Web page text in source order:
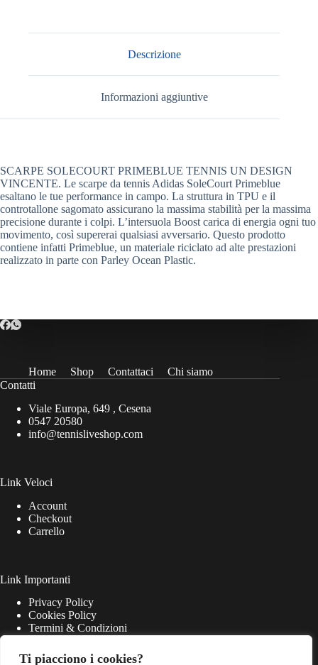
Ti piacciono i cookies?
Descrizione
Informazioni aggiuntive
SCARPE SOLECOURT PRIMEBLUE TENNIS UN DESIGN
VINCENTE. Le scarpe da tennis Adidas SoleCourt Primeblue
esaltano le tue performance in campo. La struttura in TPU e il
controtallone sagomato assicurano la massima stabilità per la massima
precisione durante i colpi. L’intersuola Boost carica di energia ogni tuo
movimento, così supererai qualsiasi avversario. Questo prodotto
contiene infatti Primeblue, un materiale riciclato ad alte prestazioni
realizzato in parte con Parley Ocean Plastic.
Home Shop Contattaci
Chi siamo
Contatti
Viale Europa, 649 , Cesena
0547 20580
info@tennisliveshop.com
Link Veloci
Account
Checkout
Carrello
Link Importanti
Privacy Policy
Cookies Policy
Termini & Condizioni